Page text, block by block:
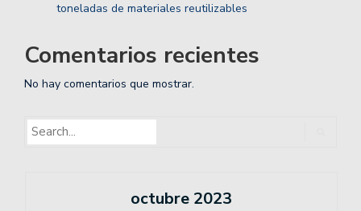
toneladas de materiales reutilizables
Comentarios recientes
No hay comentarios que mostrar.
octubre 2023